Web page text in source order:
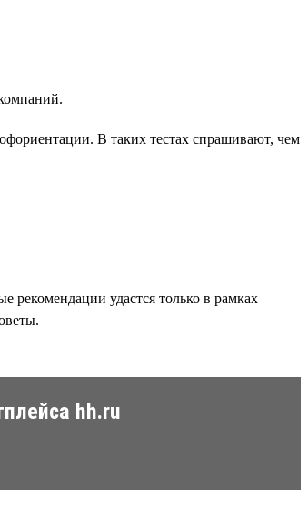
В таких тестах спрашивают, чем
рекомендации удастся только в рамках
hh.ru